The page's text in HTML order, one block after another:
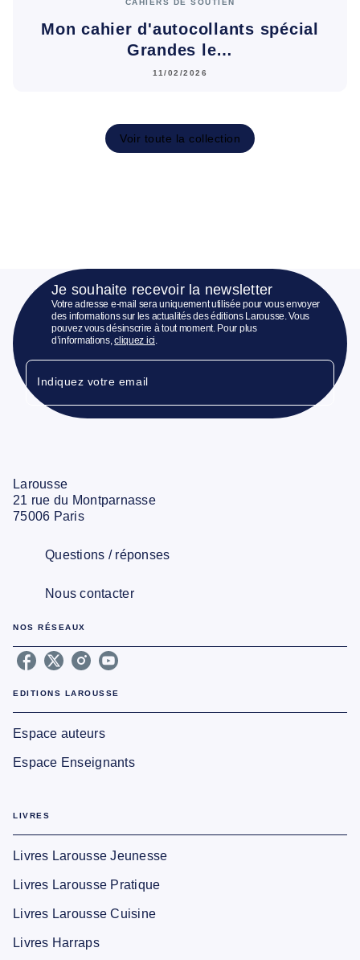
CAHIERS DE SOUTIEN
Mon cahier d'autocollants spécial
Grandes le…
11/02/2026
Voir toute la collection
Je souhaite recevoir la newsletter
Votre adresse e-mail sera uniquement utilisée pour vous envoyer
des informations sur les actualités des éditions Larousse. Vous
pouvez vous désinscrire à tout moment. Pour plus
d’informations,cliquez ici
Indiquez votre email
Larousse
21 rue du Montparnasse
75006 Paris
Questions / réponses
Nous contacter
NOS RÉSEAUX
EDITIONS LAROUSSE
Espace auteurs
Espace Enseignants
LIVRES
Livres Larousse Jeunesse
Livres Larousse Pratique
Livres Larousse Cuisine
Livres Harraps